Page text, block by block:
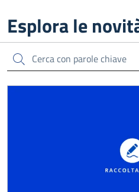
Esplora le
Cerca